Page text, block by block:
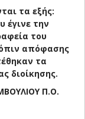
τα εξής:
έγινε την
του
απόφασης
τα
διοίκησης.
Π.Ο.